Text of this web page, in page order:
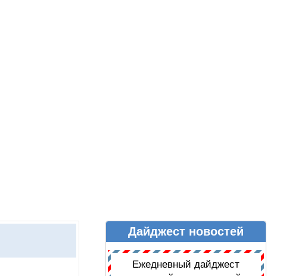
ДАЙДЖЕСТ НОВОСТЕЙДайджест новостей
Ежедневный дайджест